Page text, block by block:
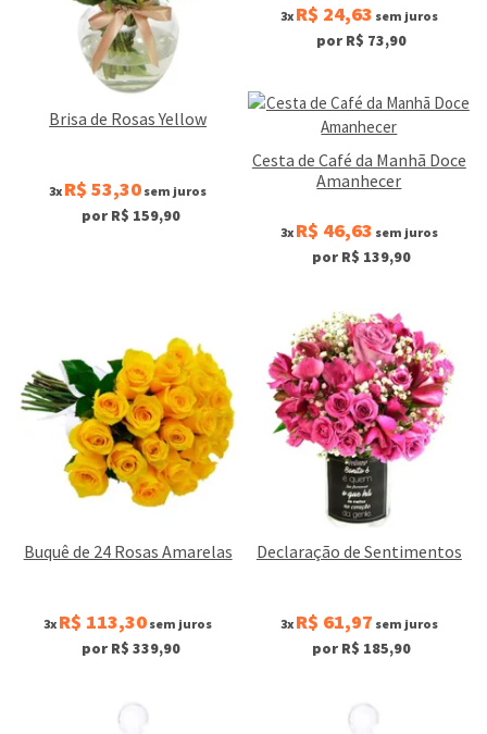
Brisa de Rosas Yellow
3x R$ 53,30 sem juros
por R$ 159,90
3x R$ 24,63 sem juros
por R$ 73,90
Cesta de Café da Manhã Doce
Amanhecer
3x R$ 46,63 sem juros
por R$ 139,90
Buquê de 24 Rosas Amarelas
3x R$ 113,30 sem juros
por R$ 339,90
Declaração de Sentimentos
3x R$ 61,97 sem juros
por R$ 185,90